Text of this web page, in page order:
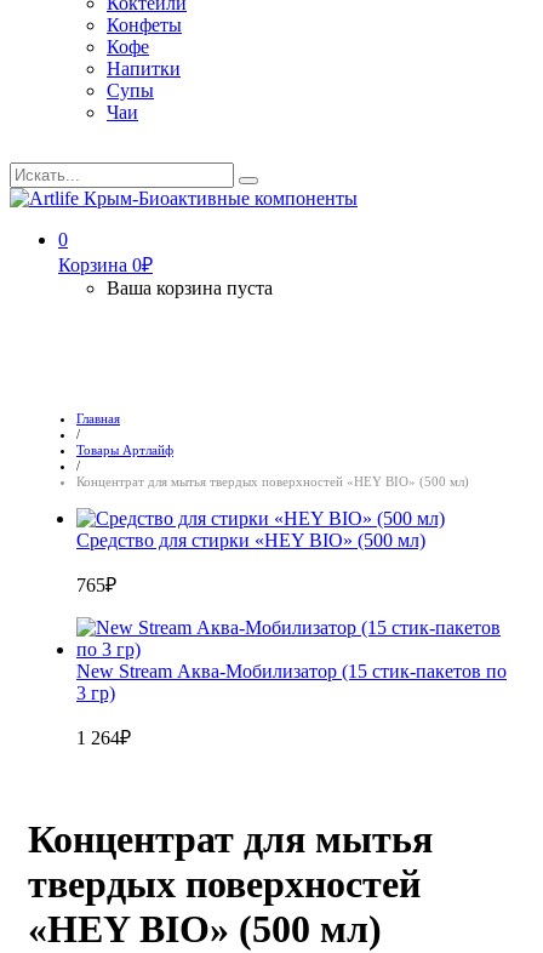
Конфеты
Кофе
Напитки
Супы
Чаи
Search
0
Корзина 0₽
Ваша корзина пуста
Главная
/
Товары Артлайф
/
Концентрат для мытья твердых поверхностей «HEY BIO» (500 мл)
Средство для стирки «HEY BIO» (500 мл)
765₽
New Stream Аква-Мобилизатор (15 стик-пакетов по
3 гр)
1 264₽
Концентрат для мытья
твердых поверхностей
«HEY BIO» (500 мл)